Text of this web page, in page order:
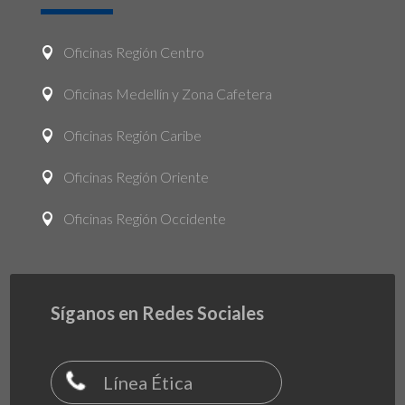
 Oficinas Región Centro
 Oficinas Medellín y Zona Cafetera
 Oficinas Región Caribe
 Oficinas Región Oriente
 Oficinas Región Occidente
Síganos en Redes Sociales
Línea Ética